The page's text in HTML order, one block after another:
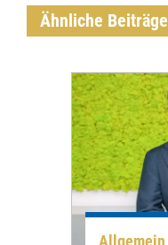
Ähnliche Beiträge
Allgemein